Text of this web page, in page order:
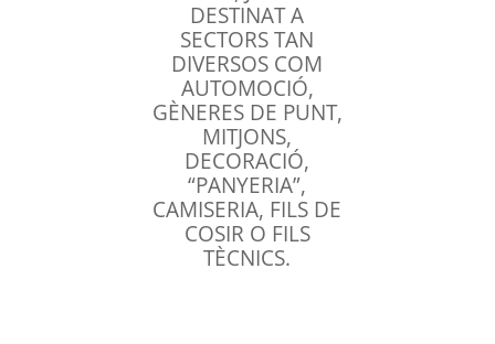
DESTINAT A
SECTORS TAN
DIVERSOS COM
AUTOMOCIÓ,
GÈNERES DE PUNT,
MITJONS,
DECORACIÓ,
“PANYERIA”,
CAMISERIA, FILS DE
COSIR O FILS
TÈCNICS.